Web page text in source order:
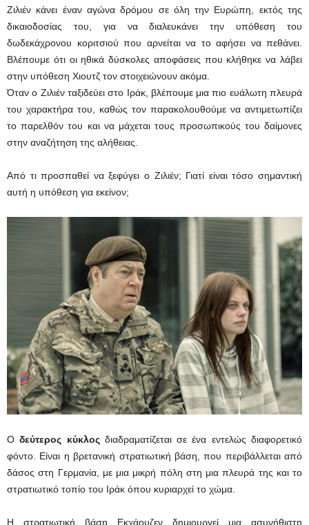
Ζιλιέν κάνει έναν αγώνα δρόμου σε όλη την Ευρώπη, εκτός της
δικαιοδοσίας του, για να διαλευκάνει την υπόθεση του
δωδεκάχρονου κοριτσιού που αρνείται να το αφήσει να πεθάνει.
Βλέπουμε ότι οι ηθικά δύσκολες αποφάσεις που κλήθηκε να λάβει
στην υπόθεση Χιουτζ τον στοιχειώνουν ακόμα.
Όταν ο Ζιλιέν ταξιδεύει στο Ιράκ, βλέπουμε μια πιο ευάλωτη πλευρά
του χαρακτήρα του, καθώς τον παρακολουθούμε να αντιμετωπίζει
το παρελθόν του και να μάχεται τους προσωπικούς του δαίμονες
στην αναζήτηση της αλήθειας.
Από τι προσπαθεί να ξεφύγει ο Ζιλιέν; Γιατί είναι τόσο σημαντική
αυτή η υπόθεση για εκείνον;
Οδεύτερος κύκλοςδιαδραματίζεται σε ένα εντελώς διαφορετικό
φόντο. Είναι η βρετανική στρατιωτική βάση, που περιβάλλεται από
δάσος στη Γερμανία, με μια μικρή πόλη στη μια πλευρά της και το
στρατιωτικό τοπίο του Ιράκ όπου κυριαρχεί το χώμα.
Η στρατιωτική βάση Εκχάουζεν δημιουργεί μια ασυνήθιστη